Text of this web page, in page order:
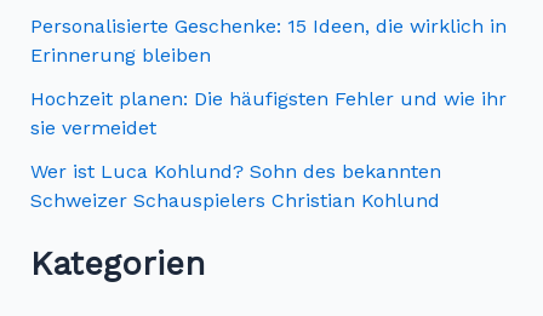
c
h
:
Personalisierte Geschenke: 15 Ideen, die wirklich in
Erinnerung bleiben
Hochzeit planen: Die häufigsten Fehler und wie ihr
sie vermeidet
Wer ist Luca Kohlund? Sohn des bekannten
Schweizer Schauspielers Christian Kohlund
Kategorien